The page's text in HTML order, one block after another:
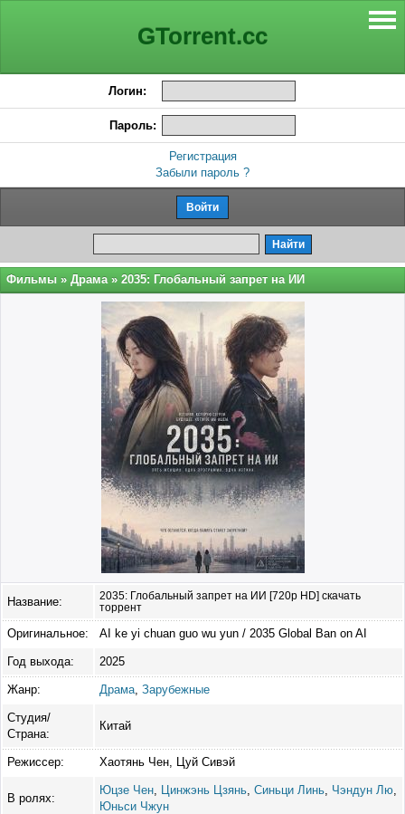
GTorrent.cc
Логин:
Пароль:
Регистрация
Забыли пароль ?
Фильмы » Драма » 2035: Глобальный запрет на ИИ
Название:
2035: Глобальный запрет на ИИ [720p HD] скачать
торрент
Оригинальное: AI ke yi chuan guo wu yun / 2035 Global Ban on AI
Год выхода: 2025
Жанр: Драма Зарубежные
Студия/
Страна:
Китай
Режиссер: Хаотянь Чен, Цуй Сивэй
В ролях:
Юцзе Чен Цинжэнь Цзянь Синьци Линь Чэндун Лю
Юньси Чжун